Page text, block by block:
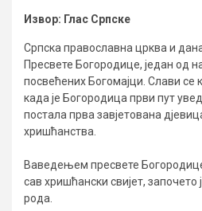
Извор: Глас Српске
Српска православна црква и
Пресвете Богородице, један од
посвећених Богомајци. Слави се
када је Богородица први пут
постала прва завјетована
хришћанства.
Ваведењем пресвете
сав хришћански свијет,
рода.